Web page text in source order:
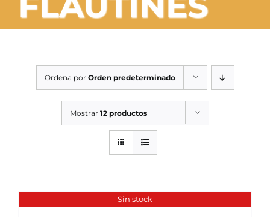
OCASIÓN
SERVICIOS TALLER
Ordena por Orden predeterminado
Mostrar 12 productos
Sin stock